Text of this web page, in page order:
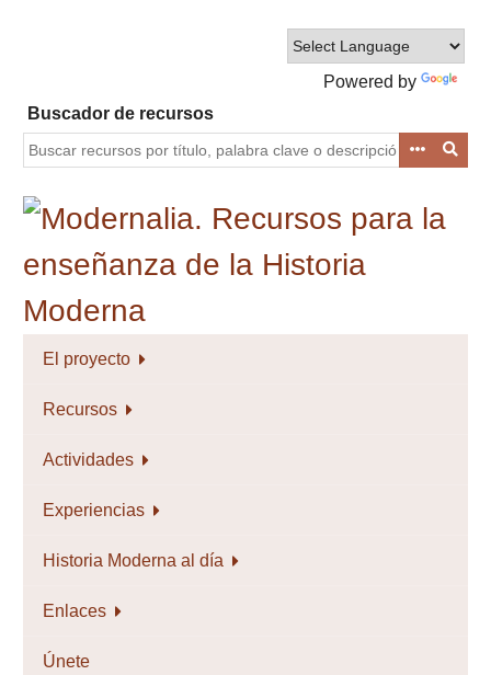
Powered by
Buscador de recursos
El proyecto
Recursos
Actividades
Experiencias
Historia Moderna al día
Enlaces
Únete